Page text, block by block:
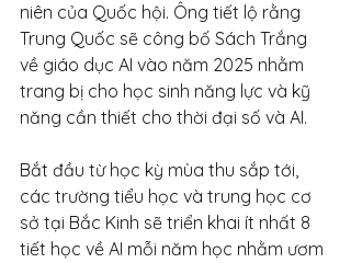
niên của Quốc hội. Ông tiết lộ rằng
Trung Quốc sẽ công bố Sách Trắng
về giáo dục AI vào năm 2025 nhằm
trang bị cho học sinh năng lực và kỹ
năng cần thiết cho thời đại số và AI.
Bắt đầu từ học kỳ mùa thu sắp tới,
các trường tiểu học và trung học cơ
sở tại Bắc Kinh sẽ triển khai ít nhất 8
tiết học về AI mỗi năm học nhằm ươm